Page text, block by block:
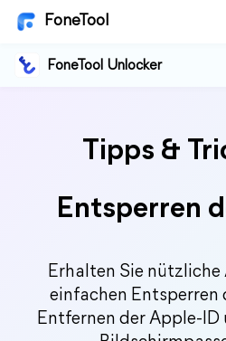
FoneTool
FoneTool Unlocker
Tipps &
Entsperren
Erhalten Sie
einfachen Entsperren
Entfernen der Apple-ID